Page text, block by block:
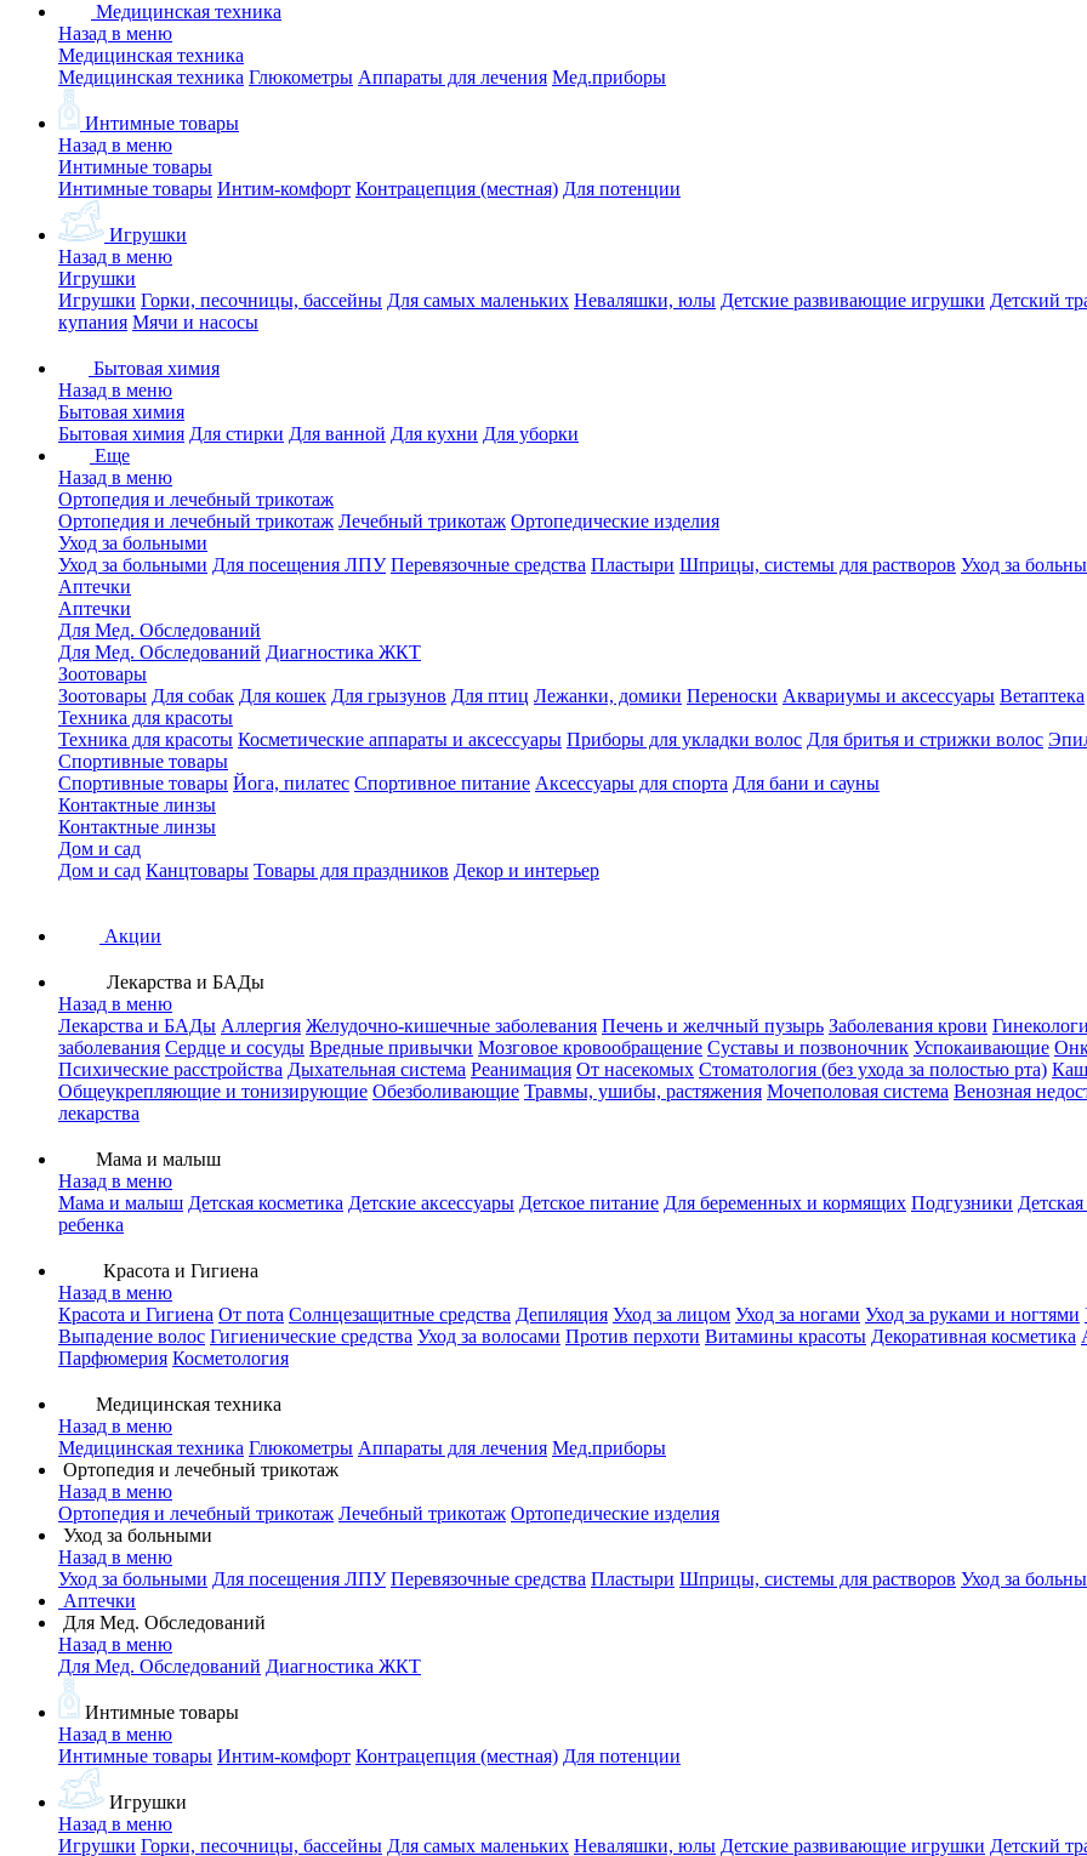
Медицинская техника
Назад в меню
Медицинская техника
Медицинская техника Глюкометры Аппараты для лечения Мед.приборы
Интимные товары
Назад в меню
Интимные товары
Интимные товары Интим-комфорт Контрацепция (местная) Для потенции
Игрушки
Назад в меню
Игрушки
Игрушки Горки, песочницы, бассейны Для самых маленьких Неваляшки, юлы Детские развивающие игрушки Детский
купания Мячи и насосы
Бытовая химия
Назад в меню
Бытовая химия
Бытовая химия Для стирки Для ванной Для кухни Для уборки
Еще
Назад в меню
Ортопедия и лечебный трикотаж
Ортопедия и лечебный трикотаж Лечебный трикотаж Ортопедические изделия
Уход за больными
Уход за больными Для посещения ЛПУ Перевязочные средства Пластыри Шприцы, системы для растворов Уход за
Аптечки
Аптечки
Для Мед. Обследований
Для Мед. Обследований Диагностика ЖКТ
Зоотовары
Зоотовары Для собак Для кошек Для грызунов Для птиц Лежанки, домики Переноски Аквариумы и аксессуары Ветаптека
Техника для красоты
Техника для красоты Косметические аппараты и аксессуары Приборы для укладки волос Для бритья и стрижки волос
Спортивные товары
Спортивные товары Йога, пилатес Спортивное питание Аксессуары для спорта Для бани и сауны
Контактные линзы
Контактные линзы
Дом и сад
Дом и сад Канцтовары Товары для праздников Декор и интерьер
Акции
Лекарства и БАДы
Назад в меню
Лекарства и БАДы Аллергия Желудочно-кишечные заболевания Печень и желчный пузырь Заболевания крови
заболевания Сердце и сосуды Вредные привычки Мозговое кровообращение Суставы и позвоночник Успокаивающие
Психические расстройства Дыхательная система Реанимация От насекомых Стоматология (без ухода за полостью рта)
Общеукрепляющие и тонизирующие Обезболивающие Травмы, ушибы, растяжения Мочеполовая система Венозная
лекарства
Мама и малыш
Назад в меню
Мама и малыш Детская косметика Детские аксессуары Детское питание Для беременных и кормящих Подгузники
ребенка
Красота и Гигиена
Назад в меню
Красота и Гигиена От пота Солнцезащитные средства Депиляция Уход за лицом Уход за ногами Уход за руками и ногтями
Выпадение волос Гигиенические средства Уход за волосами Против перхоти Витамины красоты Декоративная косметика
Парфюмерия Косметология
Медицинская техника
Назад в меню
Медицинская техника Глюкометры Аппараты для лечения Мед.приборы
Ортопедия и лечебный трикотаж
Назад в меню
Ортопедия и лечебный трикотаж Лечебный трикотаж Ортопедические изделия
Уход за больными
Назад в меню
Уход за больными Для посещения ЛПУ Перевязочные средства Пластыри Шприцы, системы для растворов Уход за
Аптечки
Для Мед. Обследований
Назад в меню
Для Мед. Обследований Диагностика ЖКТ
Интимные товары
Назад в меню
Интимные товары Интим-комфорт Контрацепция (местная) Для потенции
Игрушки
Назад в меню
Игрушки Горки, песочницы, бассейны Для самых маленьких Неваляшки, юлы Детские развивающие игрушки Детский